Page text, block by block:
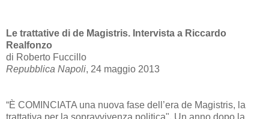
Le trattative di de Magistris. Intervista a Riccardo
Realfonzo
di Roberto Fuccillo
Repubblica Napoli, 24 maggio 2013
“È COMINCIATA una nuova fase dell’era de Magistris, la